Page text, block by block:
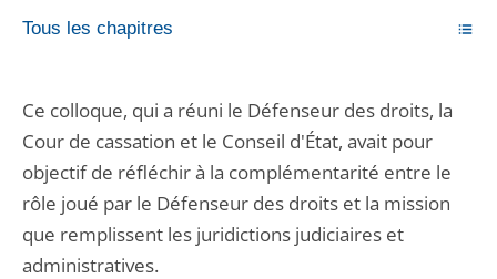
Tous les chapitres
Ce colloque, qui a réuni le Défenseur des droits, la
Cour de cassation et le Conseil d'État, avait pour
objectif de réfléchir à la complémentarité entre le
rôle joué par le Défenseur des droits et la mission
que remplissent les juridictions judiciaires et
administratives.